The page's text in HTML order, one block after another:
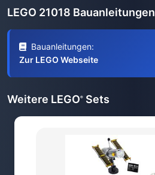
LEGO 21018 Bauanleitungen
Bauanleitungen:
Zur LEGO Webseite
Weitere LEGO® Sets